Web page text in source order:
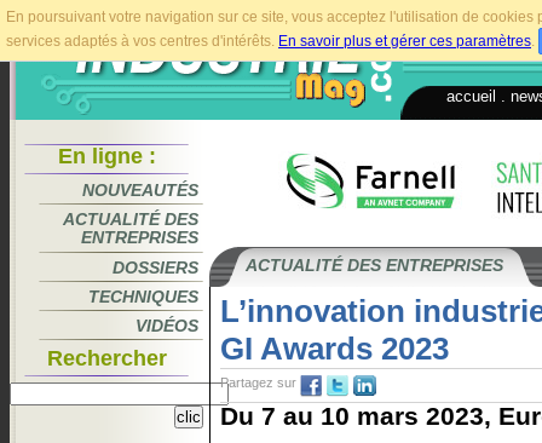
En poursuivant votre navigation sur ce site, vous acceptez l'utilisation de
services adaptés à vos centres d'intérêts. En savoir plus et gérer ces paramètres.
accueil
En ligne :
NOUVEAUTÉS
ACTUALITÉ DES
ENTREPRISES
DOSSIERS
TECHNIQUES
VIDÉOS
Rechercher
ACTUALITÉ DES ENTREPRISES
L’innovation
GI Awards 2023
Partagez sur
Du 7 au 10 mars 2023,